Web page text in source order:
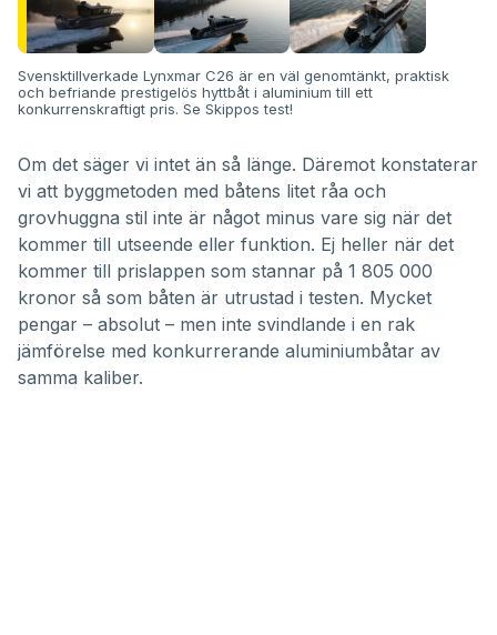
Svensktillverkade Lynxmar C26 är en väl genomtänkt, praktisk
och befriande prestigelös hyttbåt i aluminium till ett
konkurrenskraftigt pris. Se Skippos test!
Om det säger vi intet än så länge. Däremot konstaterar
vi att byggmetoden med båtens litet råa och
grovhuggna stil inte är något minus vare sig när det
kommer till utseende eller funktion. Ej heller när det
kommer till prislappen som stannar på 1 805 000
kronor så som båten är utrustad i testen. Mycket
pengar – absolut – men inte svindlande i en rak
jämförelse med konkurrerande aluminiumbåtar av
samma kaliber.